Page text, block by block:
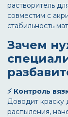
растворитель
совместим с
стабильность
Зачем
⚡ Контроль
Доводит краску
распыления,